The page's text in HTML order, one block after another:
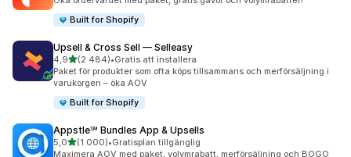
Built for Shopify
Upsell & Cross Sell — Selleasy
4,9av 5 stjärnor
(2 484)
2484 recensioner totalt
•Gratis att installera
Paket för produkter som ofta köps tillsammans och merförsäljning i
varukorgen – öka AOV
Built for Shopify
Appstle℠ Bundles App & Upsells
5,0av 5 stjärnor
(1 000)
1000 recensioner totalt
•Gratisplan tillgänglig
Maximera AOV med paket, volymrabatt, merförsäljning och BOGO